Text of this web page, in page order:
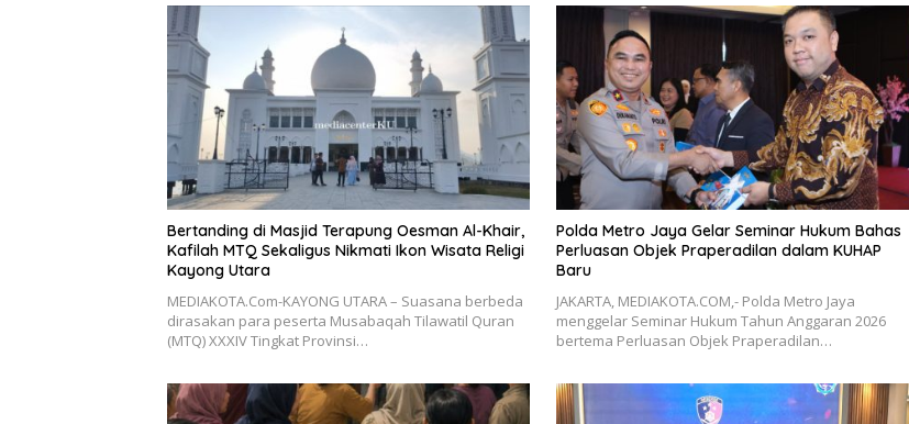
Bertanding di Masjid Terapung Oesman Al-Khair,
Kafilah MTQ Sekaligus Nikmati Ikon Wisata Religi
Kayong Utara
MEDIAKOTA.Com-KAYONG UTARA – Suasana berbeda
dirasakan para peserta Musabaqah Tilawatil Quran
(MTQ) XXXIV Tingkat Provinsi…
Polda Metro Jaya Gelar Seminar Hukum Bahas
Perluasan Objek Praperadilan dalam KUHAP
Baru
JAKARTA, MEDIAKOTA.COM,- Polda Metro Jaya
menggelar Seminar Hukum Tahun Anggaran 2026
bertema Perluasan Objek Praperadilan…